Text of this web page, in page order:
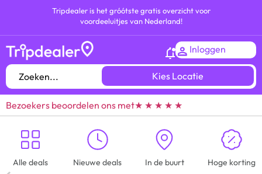
Tripdealer is het gróótste gratis overzicht voor
voordeeluitjes van Nederland!
Inloggen
Kies Locatie
Bezoekers beoordelen ons met★ ★ ★ ★ ★
Alle deals Nieuwe deals In de buurt Hoge korting